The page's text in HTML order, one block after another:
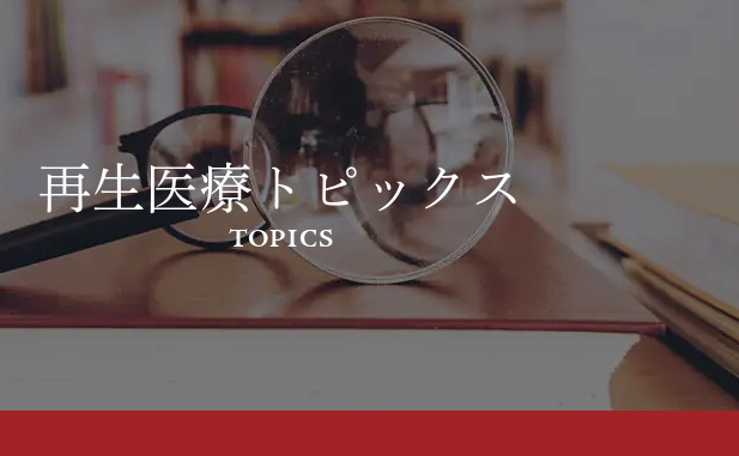
再生医療トピックス
TOPICS
を開催いたしました。